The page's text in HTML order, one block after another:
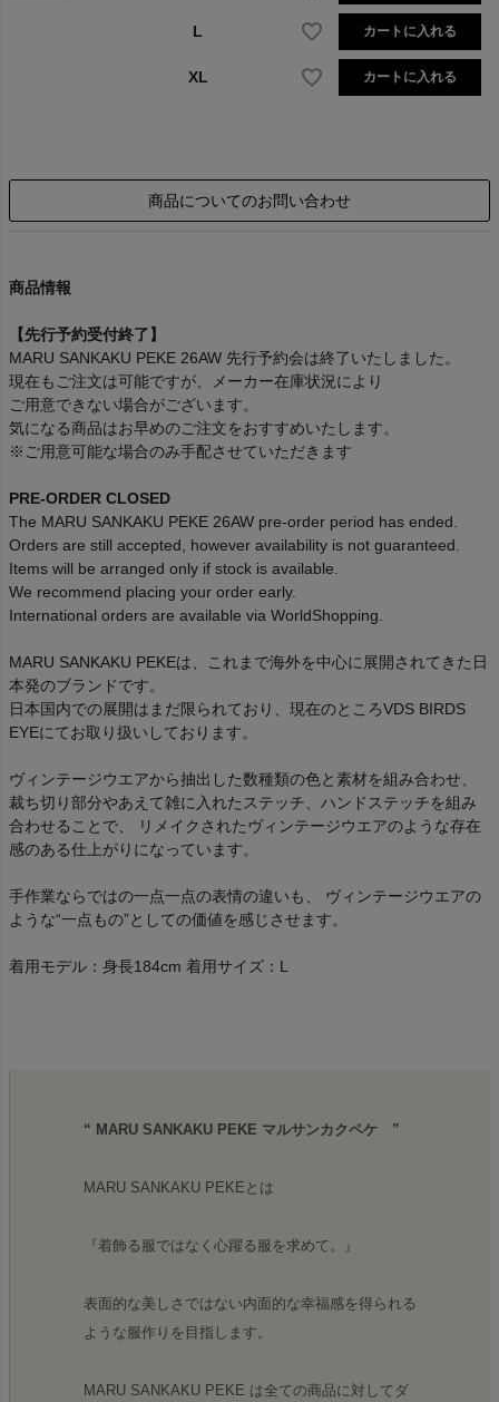
L カートに入れる
XL カートに入れる
商品についてのお問い合わせ
商品情報
【先行予約受付終了】
MARU SANKAKU PEKE 26AW 先行予約会は終了いたしました。
現在もご注文は可能ですが、メーカー在庫状況により
ご用意できない場合がございます。
気になる商品はお早めのご注文をおすすめいたします。
※ご用意可能な場合のみ手配させていただきます
PRE-ORDER CLOSED
The MARU SANKAKU PEKE 26AW pre-order period has ended.
Orders are still accepted, however availability is not guaranteed.
Items will be arranged only if stock is available.
We recommend placing your order early.
International orders are available via WorldShopping.
MARU SANKAKU PEKEは、これまで海外を中心に展開されてきた日
本発のブランドです。
日本国内での展開はまだ限られており、現在のところVDS BIRDS
EYEにてお取り扱いしております。
ヴィンテージウエアから抽出した数種類の色と素材を組み合わせ、
裁ち切り部分やあえて雑に入れたステッチ、ハンドステッチを組み
合わせることで、 リメイクされたヴィンテージウエアのような存在
感のある仕上がりになっています。
手作業ならではの一点一点の表情の違いも、 ヴィンテージウエアの
ような“一点もの”としての価値を感じさせます。
着用モデル：身長184cm 着用サイズ：L
“ MARU SANKAKU PEKE マルサンカクペケ ”
MARU SANKAKU PEKEとは
『着飾る服ではなく心躍る服を求めて。』
表面的な美しさではない内面的な幸福感を得られる
ような服作りを目指します。
MARU SANKAKU PEKE は全ての商品に対してダ